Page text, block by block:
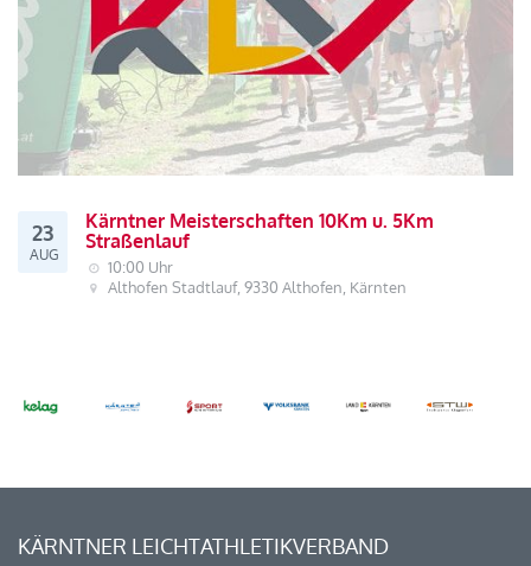
23
AUG
Kärntner Meisterschaften 10Km u. 5Km
Straßenlauf
10:00 Uhr
Althofen Stadtlauf, 9330 Althofen, Kärnten
KÄRNTNER LEICHTATHLETIKVERBAND